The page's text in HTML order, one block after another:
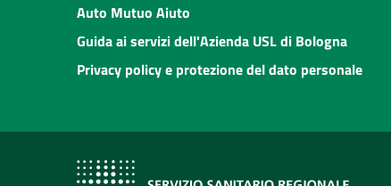
Auto Mutuo Aiuto
Guida ai servizi dell'Azienda USL di Bologna
Privacy policy e protezione del dato personale